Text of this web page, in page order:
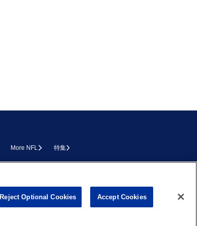
More NFL 特集
Reject Optional Cookies Accept Cookies